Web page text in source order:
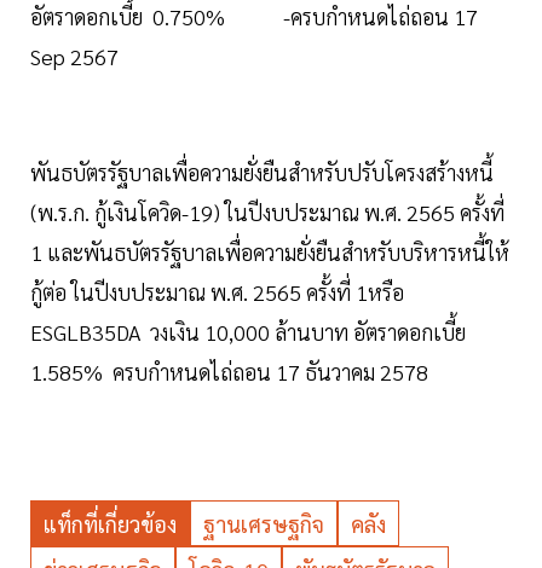
อัตราดอกเบี้ย 0.750% -ครบกำหนดไถ่ถอน 17
Sep 2567
พันธบัตรรัฐบาลเพื่อความยั่งยืนสำหรับปรับโครงสร้างหนี้
(พ.ร.ก. กู้เงินโควิด-19) ในปีงบประมาณ พ.ศ. 2565 ครั้งที่
1 และพันธบัตรรัฐบาลเพื่อความยั่งยืนสำหรับบริหารหนี้ให้
กู้ต่อ ในปีงบประมาณ พ.ศ. 2565 ครั้งที่ 1หรือ
ESGLB35DA วงเงิน 10,000 ล้านบาท อัตราดอกเบี้ย
1.585% ครบกำหนดไถ่ถอน 17 ธันวาคม 2578
แท็กที่เกี่ยวข้อง ฐานเศรษฐกิจ
คลัง